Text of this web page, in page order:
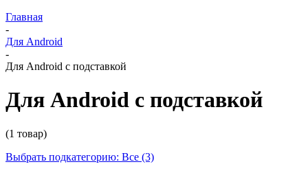
Главная
-
Для Android
-
Для Android с подставкой
Для Android с подставкой
(1 товар)
Выбрать подкатегорию: Все (3)